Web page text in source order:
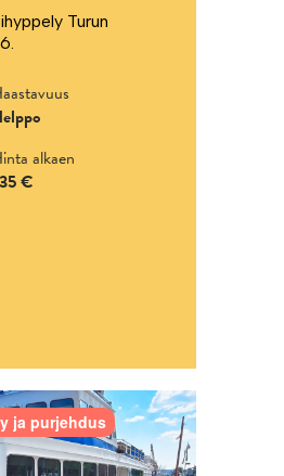
Turun
alkaen
€
ja purjehdus